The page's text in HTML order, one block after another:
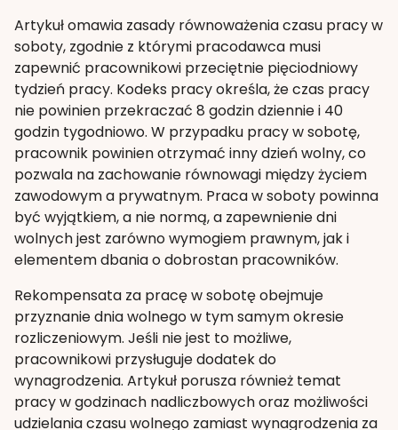
Artykuł omawia zasady równoważenia czasu pracy w
soboty, zgodnie z którymi pracodawca musi
zapewnić pracownikowi przeciętnie pięciodniowy
tydzień pracy. Kodeks pracy określa, że czas pracy
nie powinien przekraczać 8 godzin dziennie i 40
godzin tygodniowo. W przypadku pracy w sobotę,
pracownik powinien otrzymać inny dzień wolny, co
pozwala na zachowanie równowagi między życiem
zawodowym a prywatnym. Praca w soboty powinna
być wyjątkiem, a nie normą, a zapewnienie dni
wolnych jest zarówno wymogiem prawnym, jak i
elementem dbania o dobrostan pracowników.
Rekompensata za pracę w sobotę obejmuje
przyznanie dnia wolnego w tym samym okresie
rozliczeniowym. Jeśli nie jest to możliwe,
pracownikowi przysługuje dodatek do
wynagrodzenia. Artykuł porusza również temat
pracy w godzinach nadliczbowych oraz możliwości
udzielania czasu wolnego zamiast wynagrodzenia za